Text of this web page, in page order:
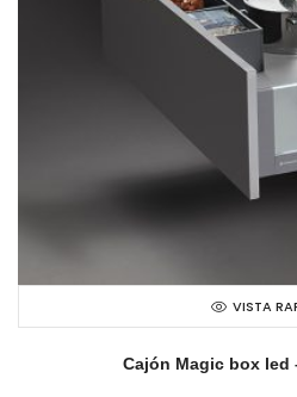
VISTA
Cajón Magic box led